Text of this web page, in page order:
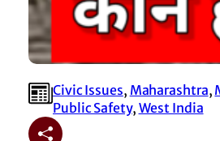
Civic Issues, Maharashtra,
Public Safety, West India